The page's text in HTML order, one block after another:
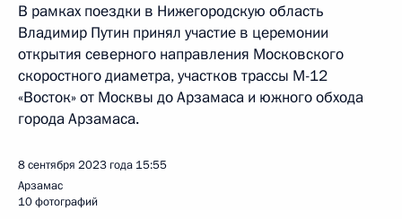
В рамках поездки в Нижегородскую область
Владимир Путин принял участие в церемонии
открытия северного направления Московского
скоростного диаметра, участков трассы М-12
«Восток» от Москвы до Арзамаса и южного обхода
города Арзамаса.
8 сентября 2023 года 15:55
Арзамас
10 фотографий